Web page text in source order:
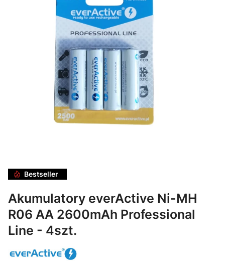
Bestseller
Akumulatory everActive Ni-MH
R06 AA 2600mAh Professional
Line - 4szt.